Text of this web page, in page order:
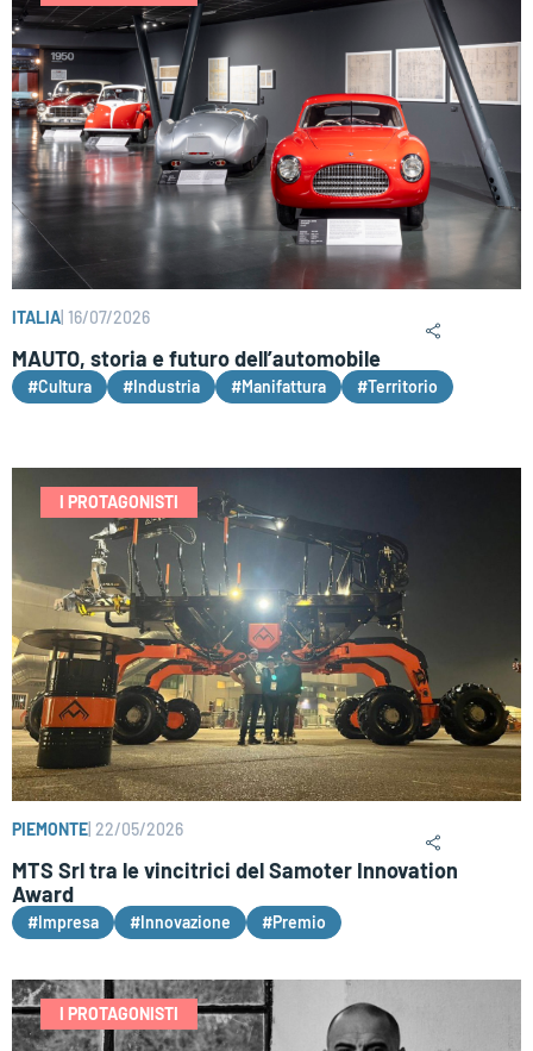
ITALIA 16/07/2026
MAUTO, storia e futuro dell’automobile
#Cultura #Industria #Manifattura #Territorio
I PROTAGONISTI
PIEMONTE 22/05/2026
MTS Srl tra le vincitrici del Samoter Innovation
Award
#Impresa #Innovazione #Premio
I PROTAGONISTI